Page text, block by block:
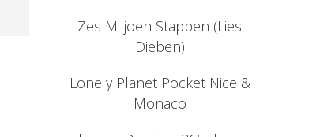
Zes Miljoen Stappen (Lies
Dieben)
Lonely Planet Pocket Nice &
Monaco